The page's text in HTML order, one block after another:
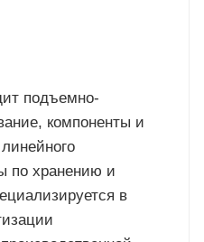
подъемно-
компоненты и
по хранению и
в